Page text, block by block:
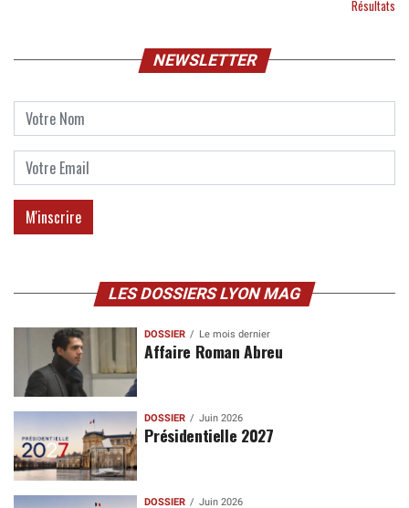
Résultats
NEWSLETTER
LES DOSSIERS LYON MAG
DOSSIER Le mois dernier
Affaire Roman Abreu
DOSSIER Juin 2026
Présidentielle 2027
DOSSIER Juin 2026